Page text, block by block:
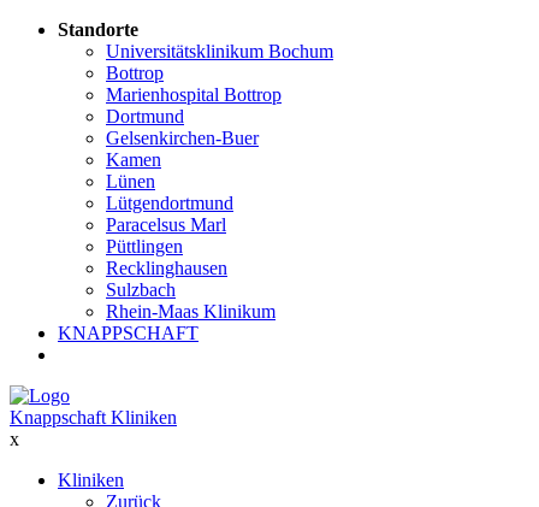
Standorte
Universitätsklinikum Bochum
Bottrop
Marienhospital Bottrop
Dortmund
Gelsenkirchen-Buer
Kamen
Lünen
Lütgendortmund
Paracelsus Marl
Püttlingen
Recklinghausen
Sulzbach
Rhein-Maas Klinikum
KNAPPSCHAFT
Knappschaft Kliniken
x
Kliniken
Zurück